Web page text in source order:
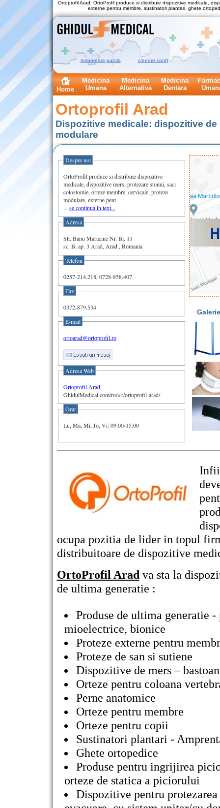
Ortoprofil Arad: OrtoProfil produce si distribuie dispozitive medicale,
externe pentru membre, sustinatori plantari, ghete
recuperare parola |
creeare cont
Home
Medicina
Umana
Medicina
Alternativa
Medicina
Dentara
Ortoprofil Arad
Dispozitive medicale: dispozitive
modulare
Despre noi
OrtoProfil produce si distribuie dispozitive
medicale, dispozitive mers, protezare stomii, saci
colostomie, orteze membre, cervicale, proteze
modulare, externe pent
... se continua in text...
Adresa
Str. Banu Maracine Nr. Bl. 11
sc. B, ap. 3 Arad, Arad , Romania
Telefon
0257-214.218, 0728-858.407
Fax
0372-879.534
E-mail
ortoarad@ortoprofil.ro
Adresa Web
Ortoprofil Arad
GhidulMedical.com/ro/a r/ortoprofil-arad/
Orar
Lu, Ma, Mi, Jo, Vi: 09:00-15:00
ocupa pozitia de lider in topul
distribuitoare de dispozitive
OrtoProfil Arad va sta la
de ultima generatie :
Produse de ultima generatie
mioelectrice, bionice
Proteze externe pentru
Proteze de san si sutiene
Dispozitive de mers –
Orteze pentru coloana
Perne anatomice
Orteze pentru membre
Orteze pentru copii
Sustinatori plantari -
Ghete ortopedice
Produse pentru ingrijirea
orteze de statica a piciorului
Dispozitive pentru